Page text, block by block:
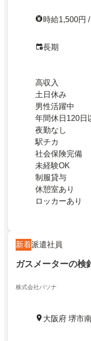
時給1,500円
長期
高収入
土日休み
男性活躍中
年間休日120日
夜勤なし
駅チカ
社会保険完備
未経験OK
制服貸与
休憩室あり
ロッカーあり
新着派遣社員
ガスメーターの検
株式会社パソナ
大阪府 堺市